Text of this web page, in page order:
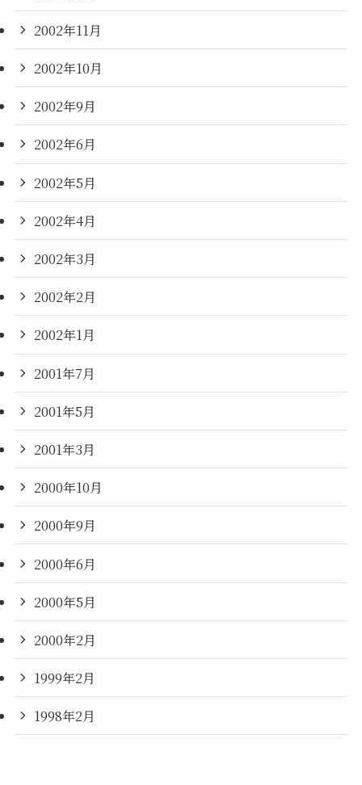
2002年11月
2002年10月
2002年9月
2002年6月
2002年5月
2002年4月
2002年3月
2002年2月
2002年1月
2001年7月
2001年5月
2001年3月
2000年10月
2000年9月
2000年6月
2000年5月
2000年2月
1999年2月
1998年2月